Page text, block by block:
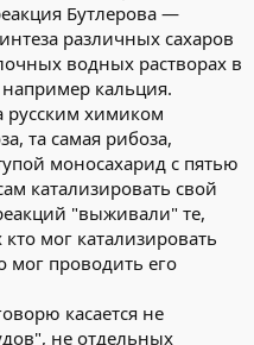
Бутлерова —
различных сахаров
водных растворах в
кальция.
русским химиком
та самая рибоза,
моносахарид с пятью
катализировать свой
"выживали" те,
мог катализировать
мог проводить его
касается не
не отдельных